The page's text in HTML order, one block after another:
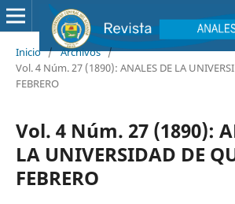
Inicio / Archivos /
Vol. 4 Núm. 27 (1890): ANALES DE LA
FEBRERO
Vol. 4 Núm. 27 (1890):
LA UNIVERSIDAD DE
FEBRERO